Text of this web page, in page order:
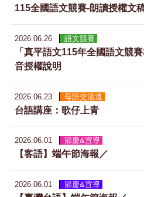
115全國語文競賽-朗讀授權文
2026.06.26 語文競賽
「真平語文115年全國語文競
音授權說明
2026.06.23 母語交流道
台語講座：歌仔上青
2026.06.01 節慶&宣導
【客語】端午節海報／
2026.06.01 節慶&宣導